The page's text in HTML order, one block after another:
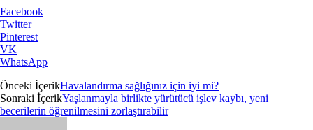
Facebook
Twitter
Pinterest
VK
WhatsApp
Önceki İçerikHavalandırma sağlığınız için iyi mi?
Sonraki İçerikYaşlanmayla birlikte yürütücü işlev kaybı, yeni
becerilerin öğrenilmesini zorlaştırabilir